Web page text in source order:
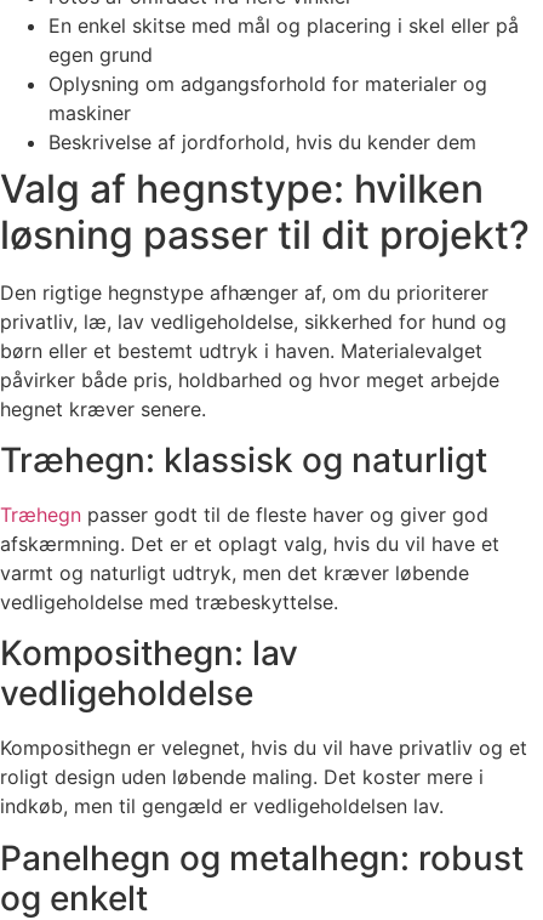
En enkel skitse med mål og placering i skel eller på
egen grund
Oplysning om adgangsforhold for materialer og
maskiner
Beskrivelse af jordforhold, hvis du kender dem
Valg af hegnstype: hvilken
løsning passer til dit projekt?
Den rigtige hegnstype afhænger af, om du prioriterer
privatliv, læ, lav vedligeholdelse, sikkerhed for hund og
børn eller et bestemt udtryk i haven. Materialevalget
påvirker både pris, holdbarhed og hvor meget arbejde
hegnet kræver senere.
Træhegn: klassisk og naturligt
Træhegn passer godt til de fleste haver og giver god
afskærmning. Det er et oplagt valg, hvis du vil have et
varmt og naturligt udtryk, men det kræver løbende
vedligeholdelse med træbeskyttelse.
Komposithegn: lav
vedligeholdelse
Komposithegn er velegnet, hvis du vil have privatliv og et
roligt design uden løbende maling. Det koster mere i
indkøb, men til gengæld er vedligeholdelsen lav.
Panelhegn og metalhegn: robust
og enkelt